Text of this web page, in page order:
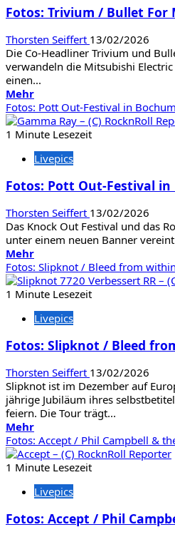
Trip
Fotos: Trivium / Bullet For
Thorsten Seiffert 13/02/2026
Die Co-Headliner Trivium und
verwandeln die Mitsubishi
einen...
MehrMehr
Informationen
über
Fotos:
/
For
Valentine
Fotos: Pott Out-Festival in Bochum
1 Minute Lesezeit
Livepics
Fotos: Pott Out-Festival in
Thorsten Seiffert 13/02/2026
Das Knock Out Festival und das
unter einem neuen Banner
MehrMehr
Informationen
über
Fotos:
Out-
in
Fotos: Slipknot / Bleed from within
1 Minute Lesezeit
Livepics
Fotos: Slipknot / Bleed
Thorsten Seiffert 13/02/2026
Slipknot ist im Dezember auf
jährige Jubiläum ihres
feiern. Die Tour trägt...
MehrMehr
Informationen
über
Fotos:
/
from
Fotos: Accept / Phil Campbell &
1 Minute Lesezeit
Livepics
Fotos: Accept / Phil